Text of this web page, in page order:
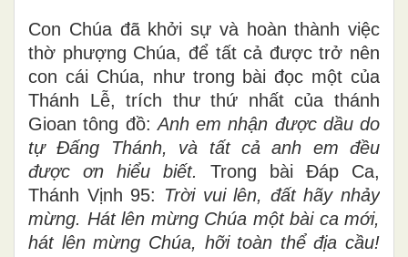
gần.
Con Chúa đã khởi sự và hoàn thành việc
thờ phượng Chúa, để tất cả được trở nên
con cái Chúa, như trong bài đọc một của
Thánh Lễ, trích thư thứ nhất của thánh
Gioan tông đồ:
Anh em nhận được dầu do
tự Đấng Thánh, và tất cả anh em đều
được ơn hiểu biết.Trong bài Đáp Ca,
Thánh Vịnh 95:Trời vui lên, đất hãy nhảy